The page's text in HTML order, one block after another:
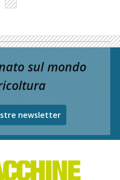
sul mondo
newsletter